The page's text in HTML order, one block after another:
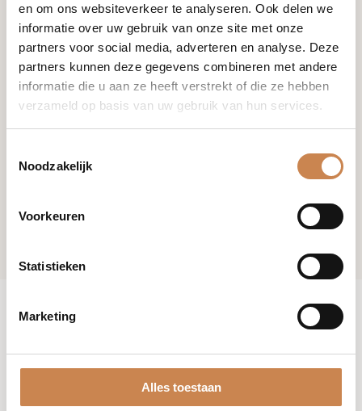
en om ons websiteverkeer te analyseren. Ook delen we
informatie over uw gebruik van onze site met onze
partners voor social media, adverteren en analyse. Deze
partners kunnen deze gegevens combineren met andere
informatie die u aan ze heeft verstrekt of die ze hebben
verzameld op basis van uw gebruik van hun services.
Noodzakelijk
Voorkeuren
Statistieken
Marketing
Alles toestaan